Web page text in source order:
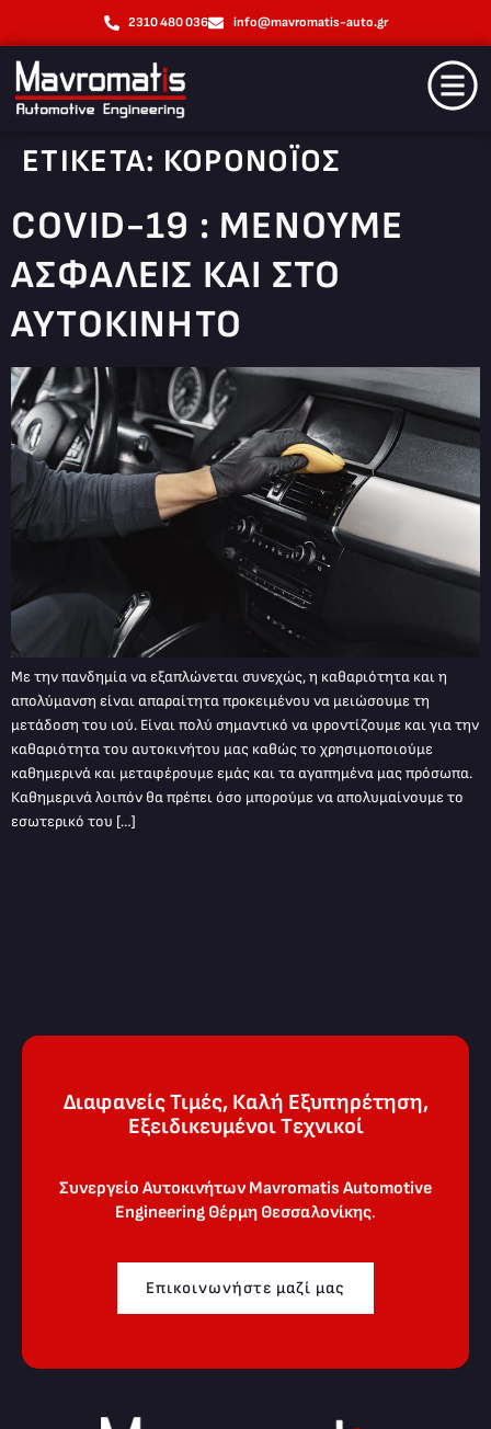
2310 480 036 info@mavromatis-auto.gr
ΕΤΙΚΈΤΑ: ΚΟΡΟΝΟΪΟΣ
COVID-19 : ΜΈΝΟΥΜΕ
ΑΣΦΑΛΕΊΣ ΚΑΙ ΣΤΟ
ΑΥΤΟΚΊΝΗΤΟ
Με την πανδημία να εξαπλώνεται συνεχώς, η καθαριότητα και η
απολύμανση είναι απαραίτητα προκειμένου να μειώσουμε τη
μετάδοση του ιού. Είναι πολύ σημαντικό να φροντίζουμε και για την
καθαριότητα του αυτοκινήτου μας καθώς το χρησιμοποιούμε
καθημερινά και μεταφέρουμε εμάς και τα αγαπημένα μας πρόσωπα.
Καθημερινά λοιπόν θα πρέπει όσο μπορούμε να απολυμαίνουμε το
εσωτερικό του […]
Διαφανείς Τιμές, Καλή Εξυπηρέτηση,
Eξειδικευμένοι Tεχνικοί
Συνεργείο Αυτοκινήτων Mavromatis Automotive
Engineering Θέρμη Θεσσαλονίκης.
Επικοινωνήστε μαζί μας